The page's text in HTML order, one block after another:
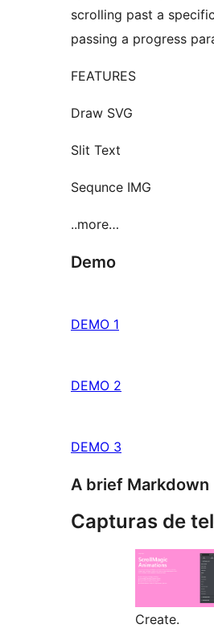
scrolling past a
passing a progress
FEATURES
Draw SVG
Slit Text
Sequnce IMG
..more…
Demo
DEMO 1
DEMO 2
DEMO 3
A brief Markdown
Capturas de
Create.